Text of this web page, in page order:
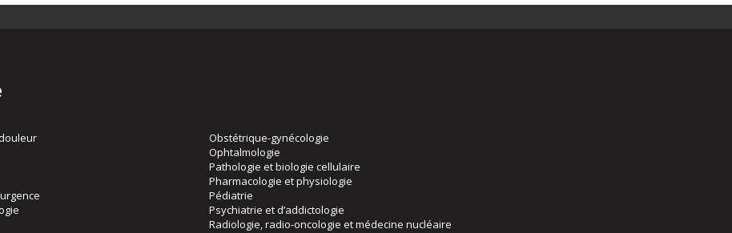
Obstétrique-gynécologie
Ophtalmologie
Pathologie et biologie cellulaire
Pharmacologie et physiologie
Pédiatrie
Psychiatrie et d’addictologie
Radiologie, radio-oncologie et médecine nucléaire